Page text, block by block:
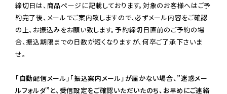
締切日は、商品ページに記載しております。対象のお客様へはご予
約完了後、メールでご案内致しますので、必ずメール内容をご確認
の上、お振込みをお願い致します。予約締切日直前のご予約の場
合、振込期限までの日数が短くなりますが、何卒ご了承下さいま
せ。
「自動配信メール」「振込案内メール」が届かない場合、”迷惑メー
ルフォルダ”と、受信設定をご確認いただいたのち、お早めにご連絡